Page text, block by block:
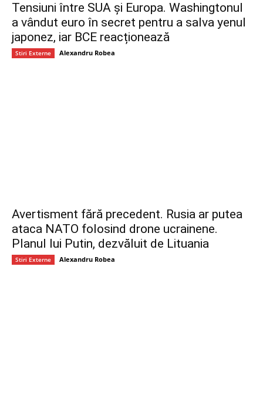
Tensiuni între SUA și Europa. Washingtonul
a vândut euro în secret pentru a salva yenul
japonez, iar BCE reacționează
Stiri Externe Alexandru Robea
Avertisment fără precedent. Rusia ar putea
ataca NATO folosind drone ucrainene.
Planul lui Putin, dezvăluit de Lituania
Stiri Externe Alexandru Robea